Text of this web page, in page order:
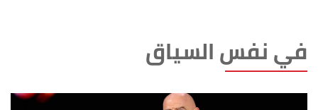
في نفس السياق